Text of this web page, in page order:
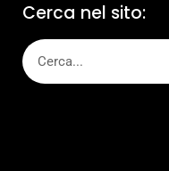
Cerca nel sito: